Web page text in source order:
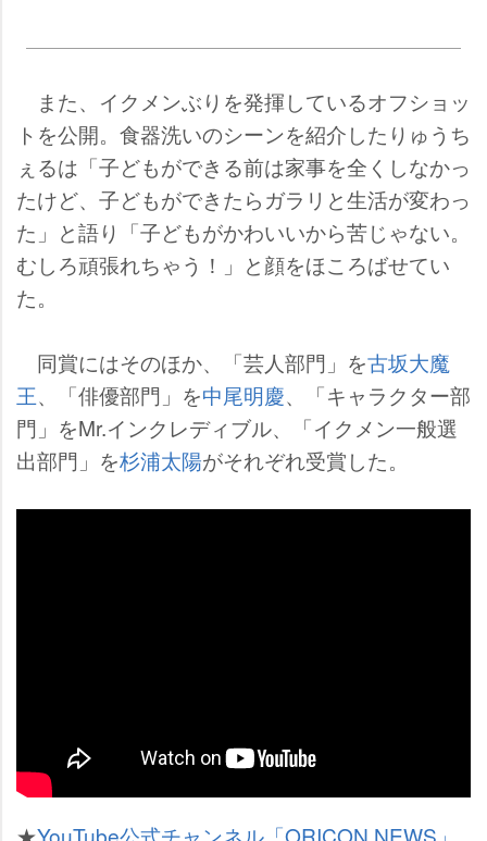
また、イクメンぶりを発揮しているオフショッ
トを公開。食器洗いのシーンを紹介したりゅうち
ぇるは「子どもができる前は家事を全くしなかっ
たけど、子どもができたらガラリと生活が変わっ
た」と語り「子どもがかわいいから苦じゃない。
むしろ頑張れちゃう！」と顔をほころばせてい
た。
同賞にはそのほか、「芸人部門」を古坂大魔
王、「俳優部門」を中尾明慶、「キャラクター部
門」をMr.インクレディブル、「イクメン一般選
出部門」を杉浦太陽がそれぞれ受賞した。